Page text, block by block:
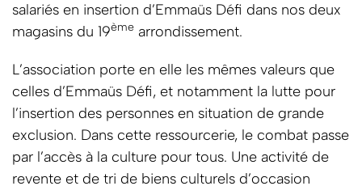
salariés en insertion d’Emmaüs Défi dans nos deux
magasins du 19ème arrondissement.
L’association porte en elle les mêmes valeurs que
celles d’Emmaüs Défi, et notamment la lutte pour
l’insertion des personnes en situation de grande
exclusion. Dans cette ressourcerie, le combat passe
par l’accès à la culture pour tous. Une activité de
revente et de tri de biens culturels d’occasion